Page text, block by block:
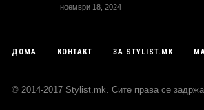
ноември 18, 2024
ДОМА КОНТАКТ ЗА STYLIST.MK
© 2014-2017 Stylist.mk. Сите права се